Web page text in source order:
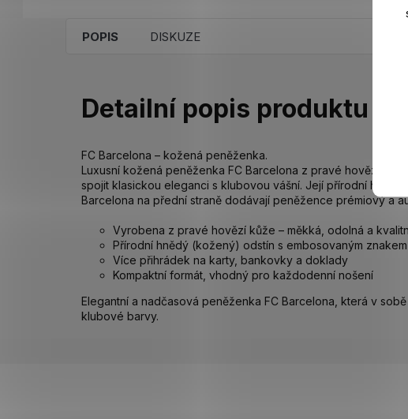
POPIS DISKUZE
Detailní popis produktu
FC Barcelona – kožená peněženka.
Luxusní kožená peněženka FC Barcelona z pravé hovězí
spojit klasickou eleganci s klubovou vášní. Její přírodní hnědý
Barcelona na přední straně dodávají peněžence prémiový a
Vyrobena z pravé hovězí kůže – měkká, odolná a
Přírodní hnědý (kožený) odstín s embosovaným
Více přihrádek na karty, bankovky a doklady
Kompaktní formát, vhodný pro každodenní nošení
Elegantní a nadčasová peněženka FC Barcelona, která v
klubové barvy.